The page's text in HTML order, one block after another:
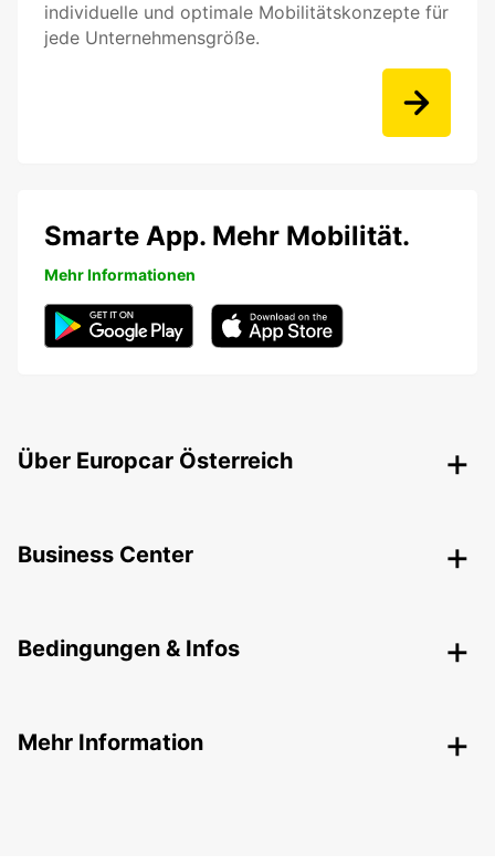
individuelle und optimale Mobilitätskonzepte für
jede Unternehmensgröße.
Smarte App. Mehr Mobilität.
Mehr Informationen
Über Europcar Österreich
Business Center
Bedingungen & Infos
Mehr Information